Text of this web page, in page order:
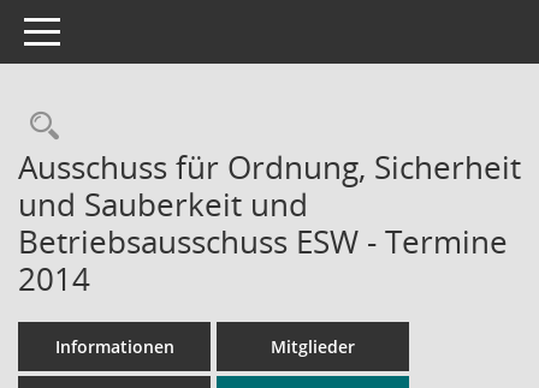
Toggle navigation
Rechercheauswahl
Ausschuss für Ordnung, Sicherheit
und Sauberkeit und
Betriebsausschuss ESW - Termine
2014
Informationen Mitglieder